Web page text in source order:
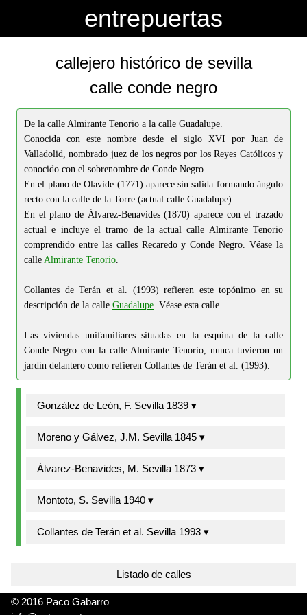
entrepuertas
callejero histórico de sevilla
calle conde negro
De la calle Almirante Tenorio a la calle Guadalupe.
Conocida con este nombre desde el siglo XVI por Juan de
Valladolid, nombrado juez de los negros por los Reyes Católicos y
conocido con el sobrenombre de Conde Negro.
En el plano de Olavide (1771) aparece sin salida formando ángulo
recto con la calle de la Torre (actual calle Guadalupe).
En el plano de Álvarez-Benavides (1870) aparece con el trazado
actual e incluye el tramo de la actual calle Almirante Tenorio
comprendido entre las calles Recaredo y Conde Negro. Véase la
calle Almirante Tenorio.
Collantes de Terán et al. (1993) refieren este topónimo en su
descripción de la calle Guadalupe. Véase esta calle.
Las viviendas unifamiliares situadas en la esquina de la calle
Conde Negro con la calle Almirante Tenorio, nunca tuvieron un
jardín delantero como refieren Collantes de Terán et al. (1993).
González de León, F. Sevilla 1839 ▾
Moreno y Gálvez, J.M. Sevilla 1845 ▾
Álvarez-Benavides, M. Sevilla 1873 ▾
Montoto, S. Sevilla 1940 ▾
Collantes de Terán et al. Sevilla 1993 ▾
Listado de calles
© 2016 Paco Gabarro